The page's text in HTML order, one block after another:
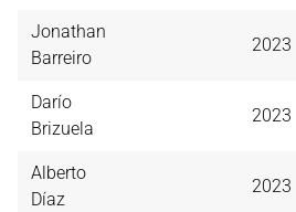
Jonathan
Barreiro
2023
Darío
Brizuela
2023
Alberto
Díaz
2023